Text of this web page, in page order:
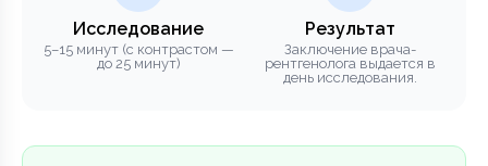
Исследование
5–15 минут (с контрастом —
до 25 минут)
Результат
Заключение врача-
рентгенолога выдается в
день исследования.